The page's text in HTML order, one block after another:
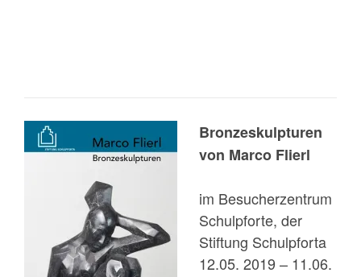
Bronzeskulpturen
von Marco Flierl
im Besucherzentrum
Schulpforte, der
Stiftung Schulpforta
12.05. 2019 – 11.06.